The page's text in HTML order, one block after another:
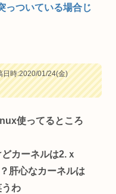
っついている場合じ
日時:2020/01/24(金)
使ってるところ
カーネルは2.ｘ
肝心なカーネルは
わ